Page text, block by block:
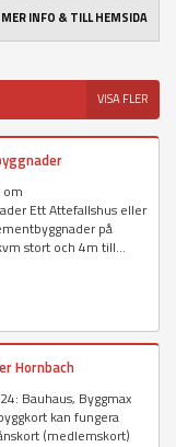
MER INFO & TILL HEMSIDA
VISA FLER
om
Ett Attefallshus eller
på
stort och 4m till...
Hornbach
Bauhaus, Byggmax
kan fungera
(medlemskort)